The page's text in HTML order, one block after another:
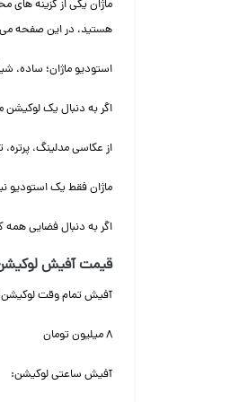
ماژان یکی از گزینه های
هستید، در این صفحه می
استودیو ماژان؛ ساده،
اگر به دنبال یک
از عکاسی مدلینگ،
ماژان فقط یک استودیو
اگر به دنبال فضایی
قیمت آفیش
آفیش تمام وقت لوکیشن از ساعت ۱۰
۸ میلیون تومان
آفیش ساعتی لوکیشن: